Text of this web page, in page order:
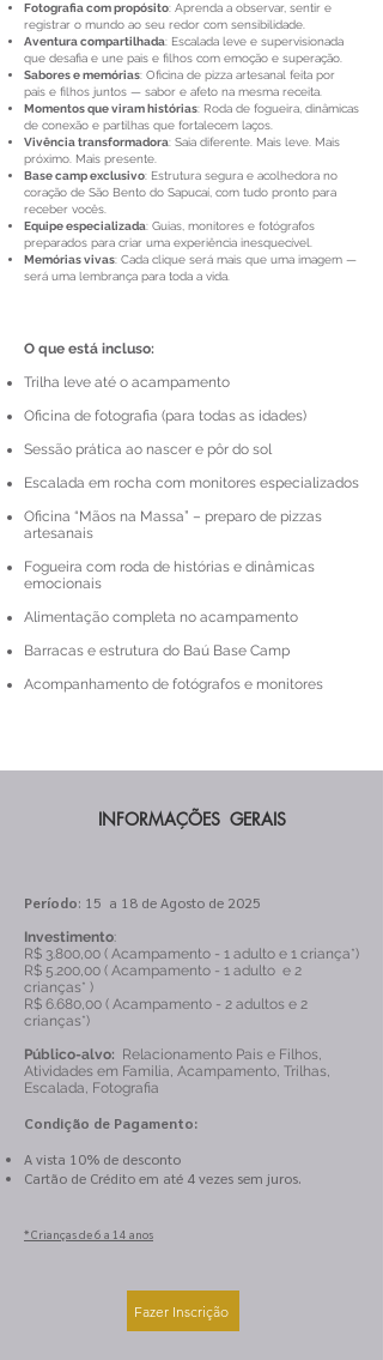
O que está incluso:
Trilha leve até o acampamento
Oficina de fotografia (para todas as idades)
Sessão prática ao nascer e pôr do sol
Escalada em rocha com monitores especializados
Oficina “Mãos na Massa” – preparo de pizzas
artesanais
Fogueira com roda de histórias e dinâmicas
emocionais
Alimentação completa no acampamento
Barracas e estrutura do Baú Base Camp
Acompanhamento de fotógrafos e monitores
Fotografia com propósito: Aprenda a observar, sentir e
registrar o mundo ao seu redor com sensibilidade.
Aventura compartilhada: Escalada leve e supervisionada
que desafia e une pais e filhos com emoção e superação.
Sabores e memórias: Oficina de pizza artesanal feita por
pais e filhos juntos — sabor e afeto na mesma receita.
Momentos que viram histórias: Roda de fogueira, dinâmicas
de conexão e partilhas que fortalecem laços.
Vivência transformadora: Saia diferente. Mais leve. Mais
próximo. Mais presente.
Base camp exclusivo: Estrutura segura e acolhedora no
coração de São Bento do Sapucaí, com tudo pronto para
receber vocês.
Equipe especializada: Guias, monitores e fotógrafos
preparados para criar uma experiência inesquecível.
Memórias vivas: Cada clique será mais que uma imagem —
será uma lembrança para toda a vida.
INFORMAÇÕES GERAIS
Período: 15 a 18 de Agosto de 2025
Investimento:
R$ 3.800,00 ( Acampamento - 1 adulto e 1 criança*)
R$ 5.200,00 ( Acampamento - 1 adulto e 2
crianças* )
R$ 6.680,00 ( Acampamento - 2 adultos e 2
crianças*)
Público-alvo: Relacionamento Pais e Filhos,
Atividades em Familia, Acampamento, Trilhas,
Escalada, Fotografia
Condição de Pagamento:
A vista 10% de desconto
Cartão de Crédito em até 4 vezes sem juros.
​* Crianças de 6 a 14 anos
Fazer Inscrição